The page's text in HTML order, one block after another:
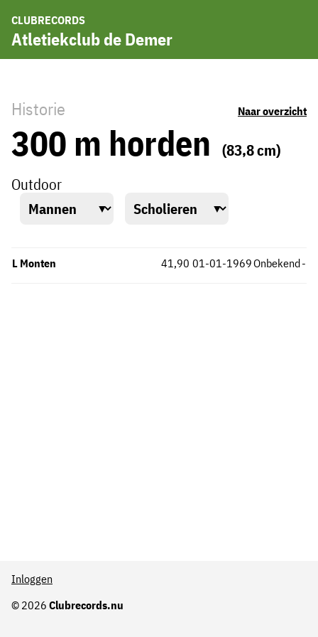
CLUBRECORDS
Atletiekclub de Demer
Historie Naar overzicht
300 m horden
(83,8 cm)
Outdoor
L Monten Onbekend
41,90 -
01-01-1969
© 2026 Clubrecords.nu
Inloggen